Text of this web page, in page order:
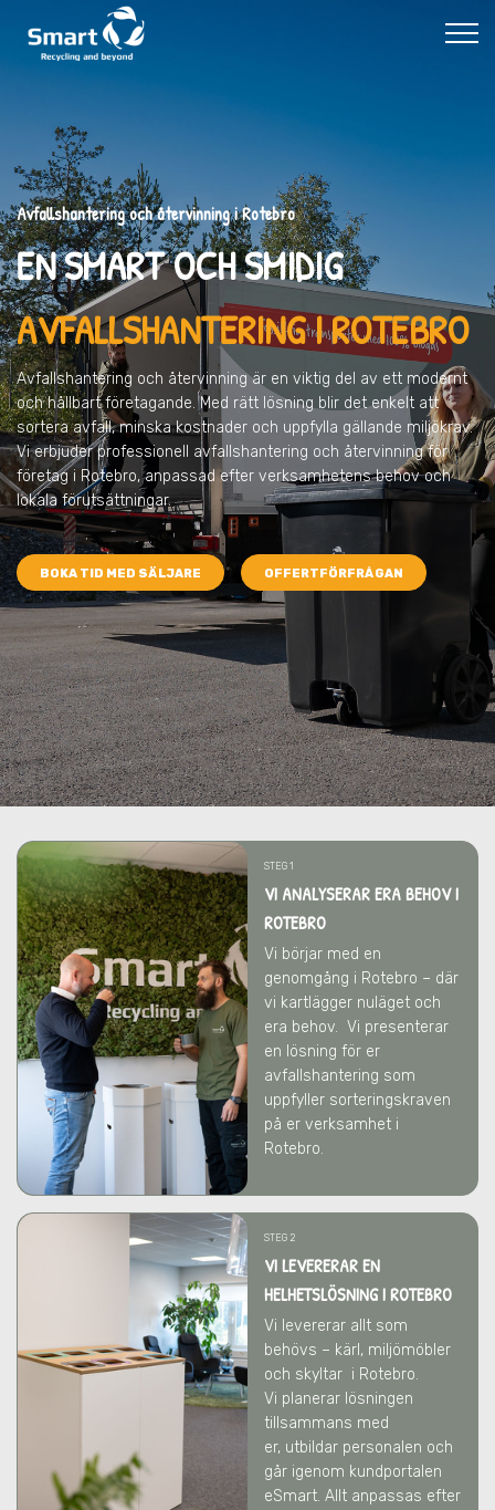
Avfallshantering och återvinning i Rotebro
EN SMART OCH SMIDIG
AVFALLSHANTERING I ROTEBRO
Avfallshantering och återvinning är en viktig del av ett modernt
och hållbart företagande. Med rätt lösning blir det enkelt att
sortera avfall, minska kostnader och uppfylla gällande miljökrav.
Vi erbjuder professionell avfallshantering och återvinning för
företag i Rotebro, anpassad efter verksamhetens behov och
lokala förutsättningar.
BOKA TID MED SÄLJARE OFFERTFÖRFRÅGAN
STEG 1
VI ANALYSERAR ERA BEHOV I
ROTEBRO
Vi börjar med en
genomgång i Rotebro – där
vi kartlägger nuläget och
era behov. Vi presenterar
en lösning för er
avfallshantering som
uppfyller sorteringskraven
på er verksamhet i
Rotebro.
STEG 2
VI LEVERERAR EN
HELHETSLÖSNING I ROTEBRO
Vi levererar allt som
behövs – kärl, miljömöbler
och skyltar i Rotebro.
Vi planerar lösningen
tillsammans med
er, utbildar personalen och
går igenom kundportalen
eSmart. Allt anpassas efter